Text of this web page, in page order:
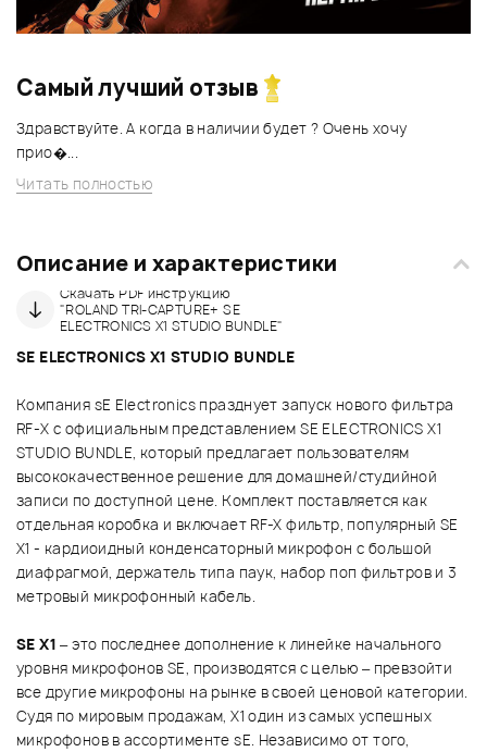
Самый лучший отзыв
Здравствуйте. А когда в наличии будет ? Очень хочу
прио�...
Читать полностью
Описание и характеристики
Скачать PDF инструкцию
"ROLAND TRI-CAPTURE+ SE
ELECTRONICS X1 STUDIO BUNDLE"
SE ELECTRONICS X1 STUDIO BUNDLE
Компания sE Electronics празднует запуск нового фильтра
RF-Х с официальным представлением SE ELECTRONICS X1
STUDIO BUNDLE, который предлагает пользователям
высококачественное решение для домашней/студийной
записи по доступной цене. Комплект поставляется как
отдельная коробка и включает RF-X фильтр, популярный SE
X1 - кардиоидный конденсаторный микрофон с большой
диафрагмой, держатель типа паук, набор поп фильтров и 3
метровый микрофонный кабель.
SE X1 – это последнее дополнение к линейке начального
уровня микрофонов SE, производятся с целью – превзойти
все другие микрофоны на рынке в своей ценовой категории.
Судя по мировым продажам, Х1 один из самых успешных
микрофонов в ассортименте sE. Независимо от того,